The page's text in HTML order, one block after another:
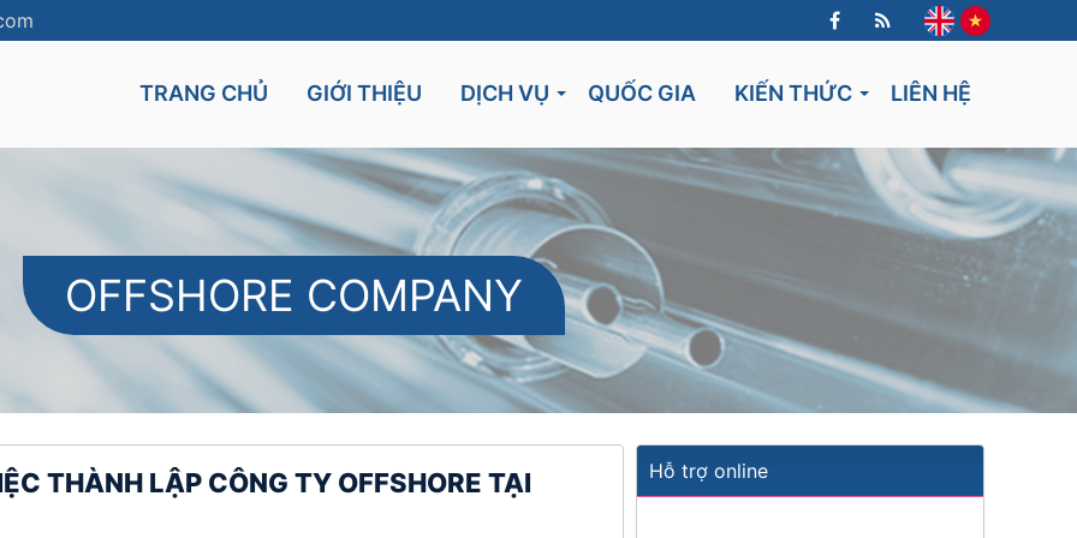
TRANG CHỦ GIỚI THIỆU DỊCH VỤ QUỐC GIA
Cyprus
Malta
Mauritius
Seychelles
Lithuania
KIẾN THỨC LIÊN HỆ
OFFSHORE COMPANY
THÀNH LẬP CÔNG TY OFFSHORE TẠI
Hỗ trợ online